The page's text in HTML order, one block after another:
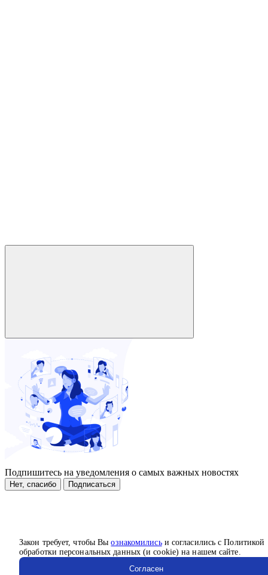
Закон требует, чтобы Выознакомилисьи согласились с Политикой
обработки персональных данных (и cookie) на нашем сайте.
Согласен
Подпишитесь на уведомления о самых важных новостях
Нет, спасибо Подписаться